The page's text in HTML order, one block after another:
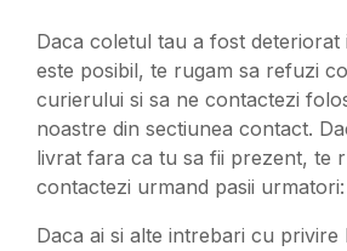
Daca coletul tau a fost deteriorat
este posibil, te rugam sa refuzi
curierului si sa ne contactezi
noastre din sectiunea contact.
livrat fara ca tu sa fii prezent, te
contactezi urmand pasii urmatori:
Daca ai si alte intrebari cu privire